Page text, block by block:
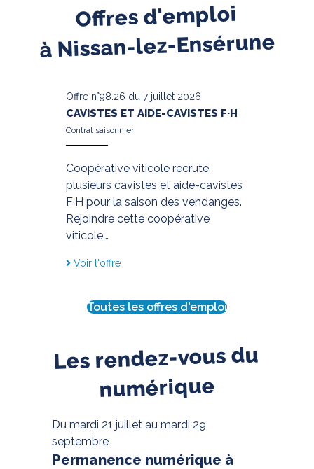
Offres d'emploi
à Nissan-lez-Ensérune
Offre n°98.26 du 7 juillet 2026
CAVISTES ET AIDE-CAVISTES F·H
Contrat saisonnier
Coopérative viticole recrute
plusieurs cavistes et aide-cavistes
F·H pour la saison des vendanges.
Rejoindre cette coopérative
viticole,…
Voir l'offre
Toutes les offres d'emploi
Les rendez-vous du
numérique
Du mardi 21 juillet au mardi 29
septembre
Permanence numérique à